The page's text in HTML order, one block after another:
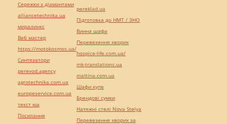
Сережки з діамантами
alliancetechnika.ua
миралинкс
Веб мастер
https://motokosmos.ua/
Синтезатори
perevod.agency
agrotechnika.com.ua
europeservice.com.ua
текст юа
Посилання
pereklad.ua
Підготовка до НМТ / ЗНО
Винна шафа
Перевезення хворих
hospice-life.com.ua/
mk-translations.ua
maltina.com.ua
Шафи купе
Брендові сумки
Натяжні стелі Nova Stelya
Перевезення хворих за